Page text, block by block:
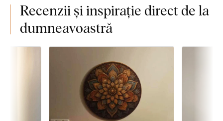
Recenzii și inspirație direct de la
dumneavoastră